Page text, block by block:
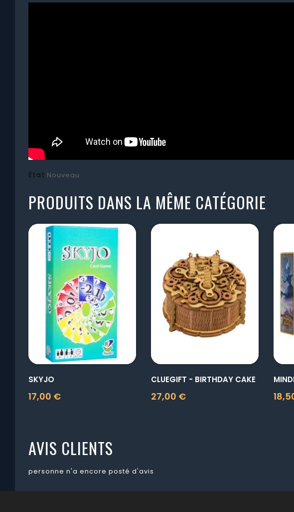
État Nouveau
PRODUITS DANS LA MÊME CATÉGORIE
visibility
SKYJO
17,00 €
Prix
visibility
CLUEGIFT - BIRTHDAY CAKE
27,00 €
Prix Prix
AVIS CLIENTS
personne n'a encore posté d'avis